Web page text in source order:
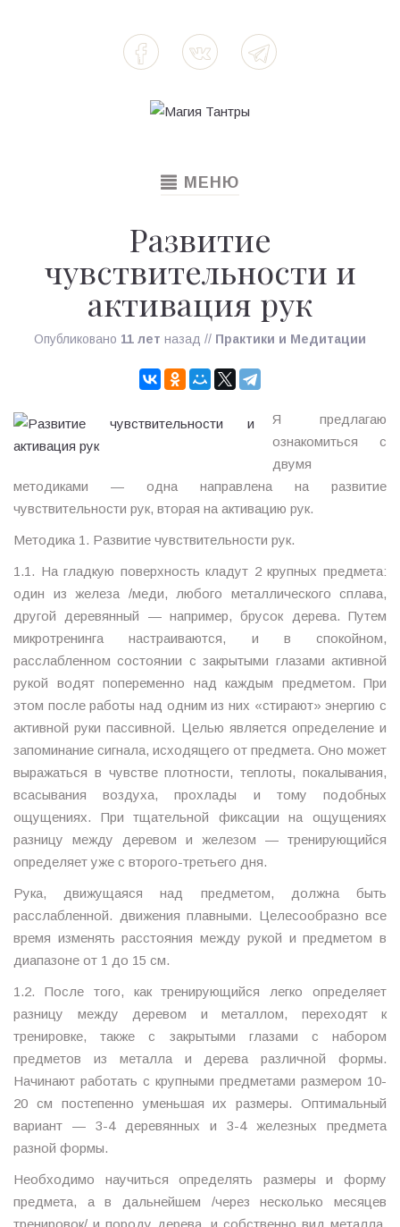
TOGGLE
МЕНЮ
Развитие
чувствительности и
активация рук
Опубликовано 11 лет назад // Практики и Медитации
Я предлагаю
ознакомиться с
двумя
методиками — одна направлена на развитие
чувствительности рук, вторая на активацию рук.
Методика 1. Развитие чувствительности рук.
1.1. На гладкую поверхность кладут 2 крупных предмета:
один из железа /меди, любого металлического сплава,
другой деревянный — например, брусок дерева. Путем
микротренинга настраиваются, и в спокойном,
расслабленном состоянии с закрытыми глазами активной
рукой водят попеременно над каждым предметом. При
этом после работы над одним из них «стирают» энергию с
активной руки пассивной. Целью является определение и
запоминание сигнала, исходящего от предмета. Оно может
выражаться в чувстве плотности, теплоты, покалывания,
всасывания воздуха, прохлады и тому подобных
ощущениях. При тщательной фиксации на ощущениях
разницу между деревом и железом — тренирующийся
определяет уже с второго-третьего дня.
Рука, движущаяся над предметом, должна быть
расслабленной. движения плавными. Целесообразно все
время изменять расстояния между рукой и предметом в
диапазоне от 1 до 15 см.
1.2. После того, как тренирующийся легко определяет
разницу между деревом и металлом, переходят к
тренировке, также с закрытыми глазами с набором
предметов из металла и дерева различной формы.
Начинают работать с крупными предметами размером 10-
20 см постепенно уменьшая их размеры. Оптимальный
вариант — 3-4 деревянных и 3-4 железных предмета
разной формы.
Необходимо научиться определять размеры и форму
предмета, а в дальнейшем /через несколько месяцев
тренировок/ и породу дерева, и собственно вид металла.